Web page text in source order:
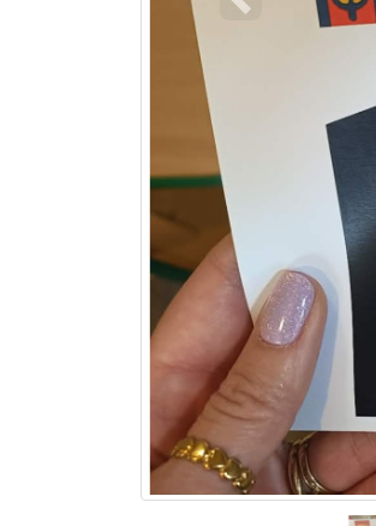
Poprzedni